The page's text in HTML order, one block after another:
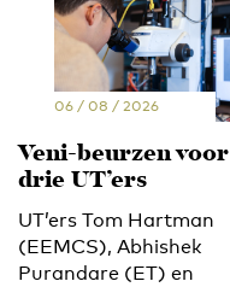
06 / 08 / 2026
Veni-beurzen voor
drie UT’ers
UT’ers Tom Hartman
(EEMCS), Abhishek
Purandare (ET) en